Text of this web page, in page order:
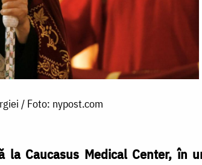
/ Foto: nypost.com
Caucasus Medical Center, în